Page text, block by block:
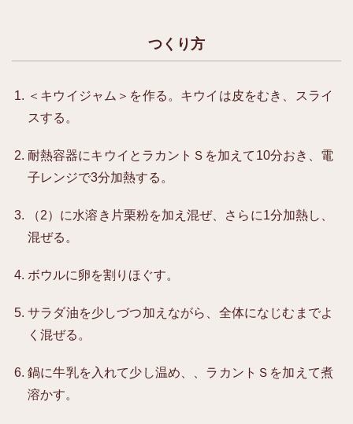
つくり方
＜キウイジャム＞を作る。キウイは皮をむき、スライ
スする。
耐熱容器にキウイとラカントＳを加えて10分おき、電
子レンジで3分加熱する。
（2）に水溶き片栗粉を加え混ぜ、さらに1分加熱し、
混ぜる。
ボウルに卵を割りほぐす。
サラダ油を少しづつ加えながら、全体になじむまでよ
く混ぜる。
鍋に牛乳を入れて少し温め、、ラカントＳを加えて煮
溶かす。